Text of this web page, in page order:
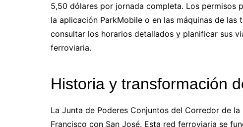
5,50 dólares por jornada completa. Los permisos
la aplicación ParkMobile o en las máquinas de las
consultar los horarios detallados y planificar sus
ferroviaria.
Historia y transformación
La Junta de Poderes Conjuntos del Corredor de
Francisco con San José. Esta red ferroviaria se